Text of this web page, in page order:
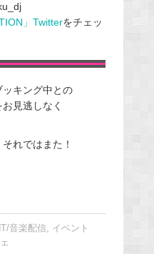
」Twitterをチェッ
キング中との
見逃しなく
れではまた！
音楽配信, イベント